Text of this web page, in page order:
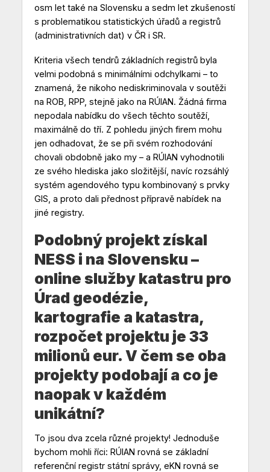
osm let také na Slovensku a sedm let zkušeností
s problematikou statistických úřadů a registrů
(administrativních dat) v ČR i SR.
Kriteria všech tendrů základních registrů byla
velmi podobná s minimálními odchylkami – to
znamená, že nikoho nediskriminovala v soutěži
na ROB, RPP, stejně jako na RÚIAN. Žádná firma
nepodala nabídku do všech těchto soutěží,
maximálně do tří. Z pohledu jiných firem mohu
jen odhadovat, že se při svém rozhodování
chovali obdobně jako my – a RÚIAN vyhodnotili
ze svého hlediska jako složitější, navíc rozsáhlý
systém agendového typu kombinovaný s prvky
GIS, a proto dali přednost přípravě nabídek na
jiné registry.
Podobný projekt získal
NESS i na Slovensku –
online služby katastru pro
Úrad geodézie,
kartografie a katastra,
rozpočet projektu je 33
milionů eur. V čem se oba
projekty podobají a co je
naopak v každém
unikátní?
To jsou dva zcela různé projekty! Jednoduše
bychom mohli říci: RÚIAN rovná se základní
referenční registr státní správy, eKN rovná se